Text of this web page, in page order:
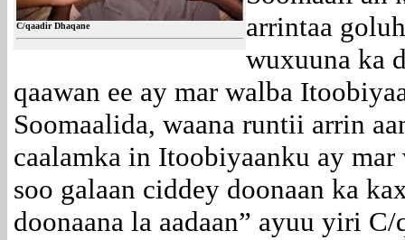
C/qaadir Dhaqane
arrintaa
wuxuuna ka
qaawan ee ay mar walba
Soomaalida, waana runtii arrin
caalamka in Itoobiyaanku ay
soo galaan ciddey doonaan ka
doonaana la aadaan” ayuu yiri